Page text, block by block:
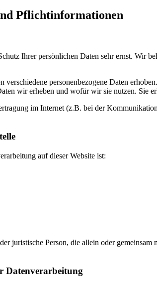
Pflichtinformationen
Ihrer persönlichen Daten sehr ernst. Wir
verschiedene personenbezogene Daten
wir erheben und wofür wir sie nutzen. Sie
im Internet (z.B. bei der
auf dieser Website ist:
juristische Person, die allein oder